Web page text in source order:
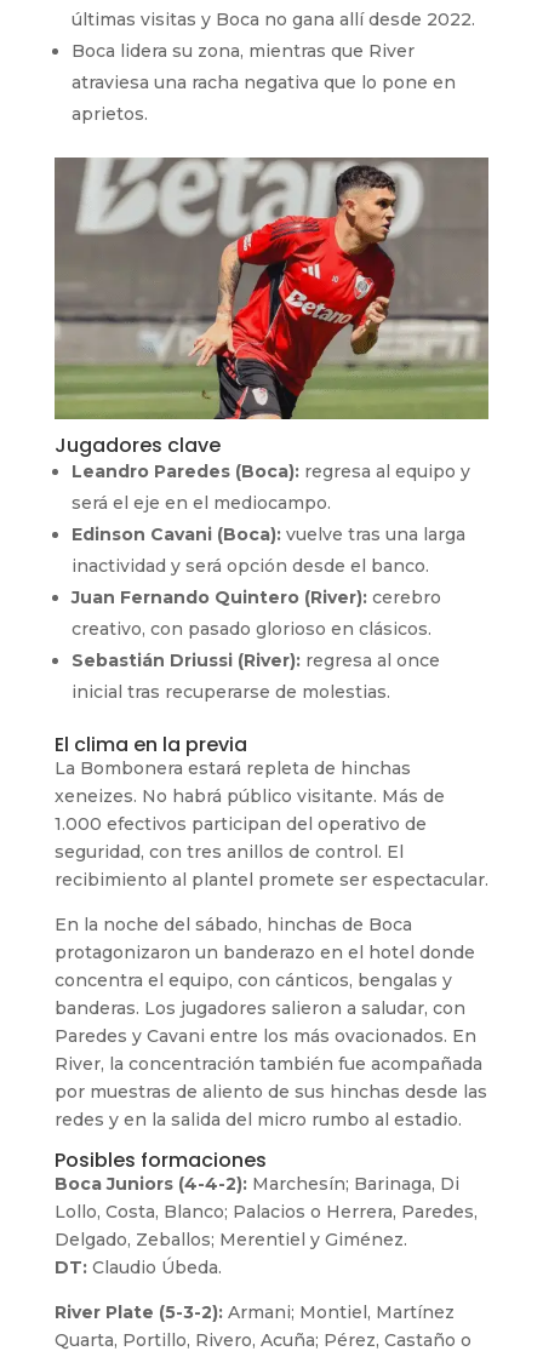
últimas visitas y Boca no gana allí desde 2022.
Boca lidera su zona, mientras que River
atraviesa una racha negativa que lo pone en
aprietos.
Jugadores clave
Leandro Paredes (Boca):regresa al equipo y
será el eje en el mediocampo.
Edinson Cavani (Boca):vuelve tras una larga
inactividad y será opción desde el banco.
Juan Fernando Quintero (River):cerebro
creativo, con pasado glorioso en clásicos.
Sebastián Driussi (River):regresa al once
inicial tras recuperarse de molestias.
El clima en la previa
La Bombonera estará repleta de hinchas
xeneizes. No habrá público visitante. Más de
1.000 efectivos participan del operativo de
seguridad, con tres anillos de control. El
recibimiento al plantel promete ser espectacular.
En la noche del sábado, hinchas de Boca
protagonizaron un banderazo en el hotel donde
concentra el equipo, con cánticos, bengalas y
banderas. Los jugadores salieron a saludar, con
Paredes y Cavani entre los más ovacionados. En
River, la concentración también fue acompañada
por muestras de aliento de sus hinchas desde las
redes y en la salida del micro rumbo al estadio.
Posibles formaciones
Boca Juniors (4-4-2):Marchesín; Barinaga, Di
Lollo, Costa, Blanco; Palacios o Herrera, Paredes,
Delgado, Zeballos; Merentiel y Giménez.
DT:Claudio Úbeda.
River Plate (5-3-2):Armani; Montiel, Martínez
Quarta, Portillo, Rivero, Acuña; Pérez, Castaño o